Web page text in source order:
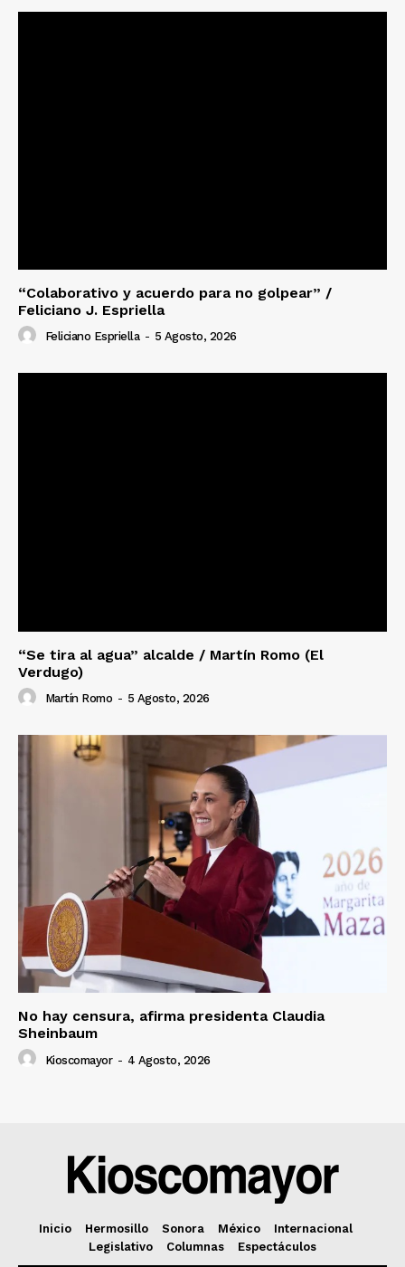
“Colaborativo y acuerdo para no golpear” /
Feliciano J. Espriella
Feliciano Espriella - 5 Agosto, 2026
“Se tira al agua” alcalde / Martín Romo (El
Verdugo)
Martín Romo - 5 Agosto, 2026
No hay censura, afirma presidenta Claudia
Sheinbaum
Kioscomayor - 4 Agosto, 2026
Inicio Hermosillo Sonora México
Internacional
Legislativo
Columnas Espectáculos